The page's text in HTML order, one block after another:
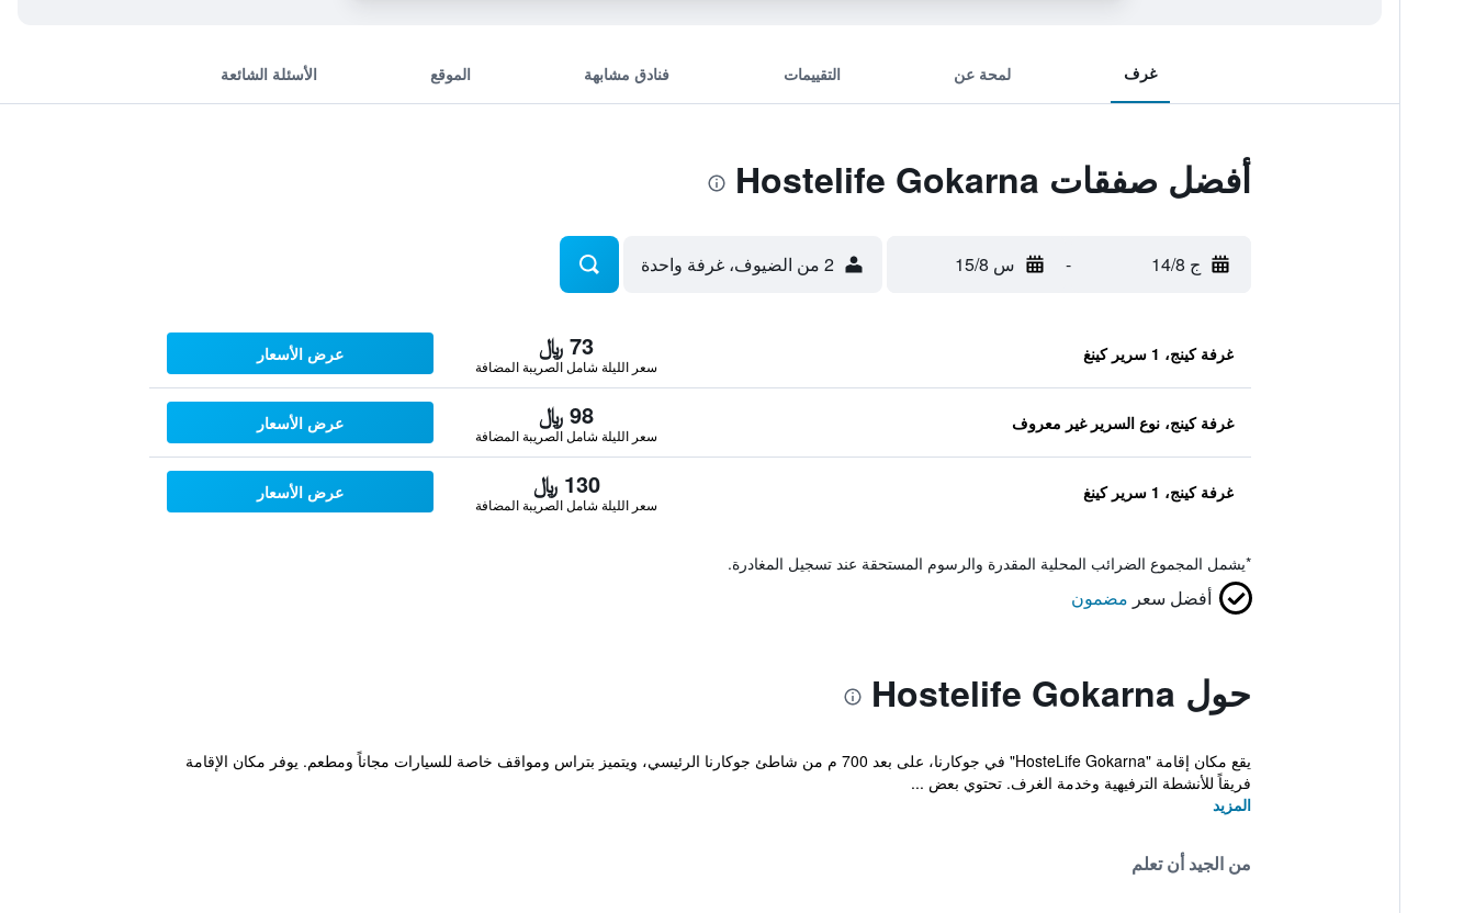
غرف لمحة عن التقييمات فنادق مشابهة الموقع الأسئلة الشائعة
أفضل صفقات Hostelife Gokarna
ج 14/8 - س 15/8 2 من الضيوف، غرفة واحدة
غرفة كينج، 1 سرير كينغ 73 ﷼
سعر الليلة شامل الصريبة المضافة
عرض الأسعار
غرفة كينج، نوع السرير غير معروف 98 ﷼
سعر الليلة شامل الصريبة المضافة
عرض الأسعار
غرفة كينج، 1 سرير كينغ 130 ﷼
سعر الليلة شامل الصريبة المضافة
عرض الأسعار
*يشمل المجموع الضرائب المحلية المقدرة والرسوم المستحقة عند تسجيل المغادرة.
أفضل سعر مضمون
حول Hostelife Gokarna
يقع مكان إقامة "HosteLife Gokarna" في جوكارنا، على بعد 700 م من شاطئ جوكارنا الرئيسي، ويتميز بتراس ومواقف خاصة للسيارات مجاناً ومطعم. يوفر مكان الإقامة
فريقاً للأنشطة الترفيهية وخدمة الغرف. تحتوي بعض ...
المزيد
من الجيد أن تعلم